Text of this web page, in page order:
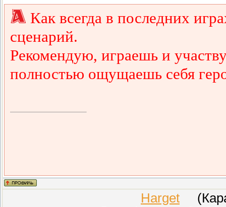
Как всегда в последних
сценарий.
Рекомендую, играешь и
полностью ощущаешь себя
Harget